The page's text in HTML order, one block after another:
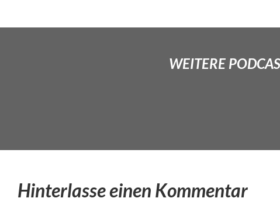
WEITERE
Hinterlasse einen Kommentar